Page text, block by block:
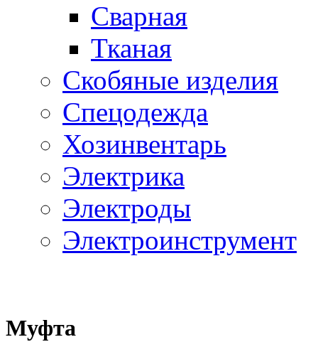
Сварная
Тканая
Скобяные изделия
Спецодежда
Хозинвентарь
Электрика
Электроды
Электроинструмент
Муфта